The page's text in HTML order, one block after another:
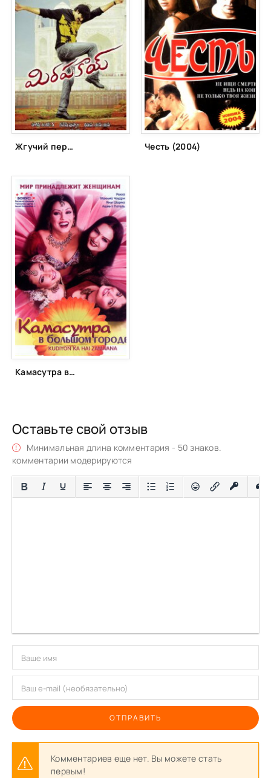
Жгучий перец (2011) Честь (2004)
Камасутра в большом городе (2006)
Оставьте свой отзыв
Минимальная длина комментария - 50 знаков.
комментарии модерируются
ОТПРАВИТЬ
Комментариев еще нет. Вы можете стать
первым!